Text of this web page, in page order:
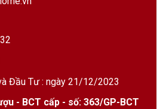
Đầu Tư : ngày 21/12/2023
- BCT cấp - số: 363/GP-BCT